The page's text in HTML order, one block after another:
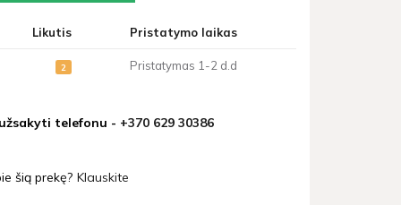
Likutis Pristatymo laikas
2 Pristatymas 1-2 d.d
telefonu - +370 629 30386
šią prekę? Klauskite